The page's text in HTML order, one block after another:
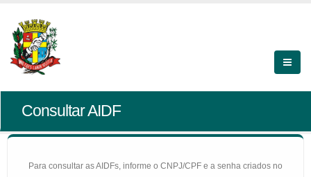
Consultar AIDF
Para consultar as AIDFs, informe o CNPJ/CPF e a senha criados no